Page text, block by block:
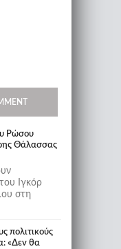
Ρώσου
Θάλασσας
Ιγκόρ
στη
πολιτικούς
«Δεν θα